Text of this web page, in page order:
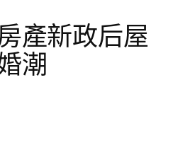
產新政后屋
潮